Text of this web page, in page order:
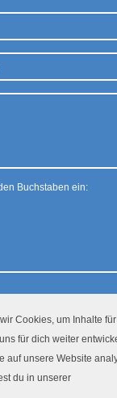
Cookies, um Inhalte
für dich weiter
auf unsere Website
du in unserer
Buchstaben ein: